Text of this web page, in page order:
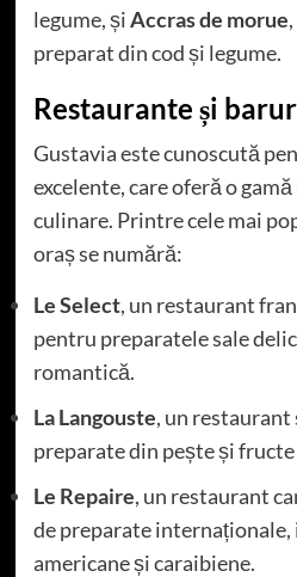
legume, șiAccras de morue
preparat din cod și legume.
Restaurante și
Gustavia este cunoscută
excelente, care oferă o
culinare. Printre cele mai
oraș se numără:
Le Select, un restaurant
pentru preparatele sale
romantică.
La Langouste, un
preparate din pește și fructe
Le Repaire, un restaurant
de preparate internaționale,
americane și caraibiene.